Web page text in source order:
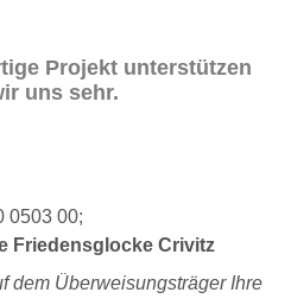
Projekt unterstützen
uns sehr.
0503 00;
Friedensglocke Crivitz
dem Überweisungsträger Ihre